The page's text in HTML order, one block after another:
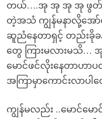
တယ်….အု အု အု အု ဖွ
တဲ့အသံ ကျွန်မနာလို့အ
ဆူညံနေတာရှင့် တည်းခိုခ
တွေ ကြားမလားမသိ…
မောင်ဖင်လိုးနေတာဟ
အကြာမှာကောင်းလာပ
ကျွန်မလည်း ..မောင်မေ